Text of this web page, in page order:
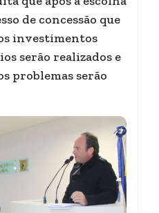
de concessão que
investimentos
serão realizados e
problemas serão